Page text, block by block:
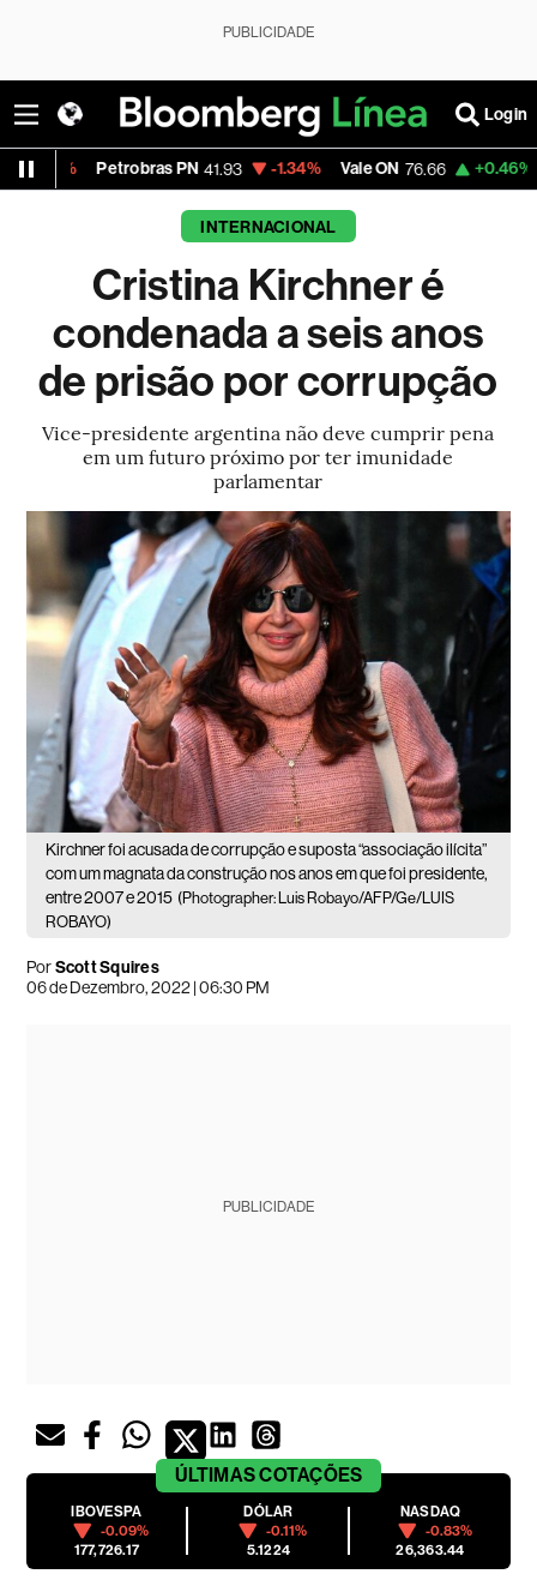
PUBLICIDADE
Login
Petrobras PN 41.93 -1.34% Vale ON 76.66 +0.46% Itaú PN
INTERNACIONAL
Cristina Kirchner é
condenada a seis anos
de prisão por corrupção
Vice-presidente argentina não deve cumprir pena
em um futuro próximo por ter imunidade
parlamentar
Kirchner foi acusada de corrupção e suposta “associação ilícita”
com um magnata da construção nos anos em que foi presidente,
entre 2007 e 2015 (Photographer: Luis Robayo/AFP/Ge/LUIS
ROBAYO)
PorScott Squires
06 de Dezembro, 2022 | 06:30 PM
PUBLICIDADE
ÚLTIMASCOTAÇÕES
IBOVESPA
-0.09%
177,726.17
DÓLAR
-0.11%
5.1224
NASDAQ
-0.83%
26,363.44